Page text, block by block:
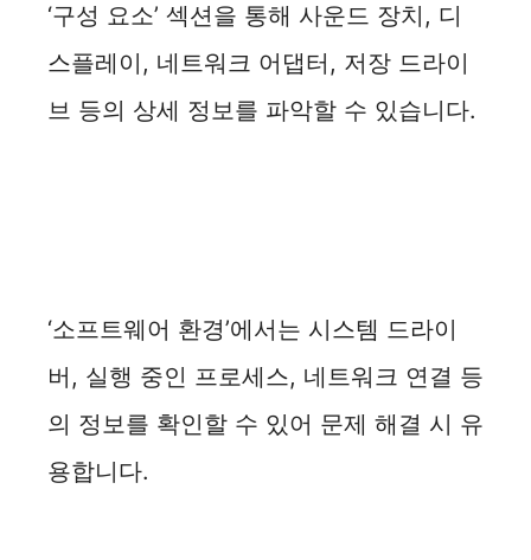
‘구성 요소’ 섹션을 통해 사운드 장치, 디
스플레이, 네트워크 어댑터, 저장 드라이
브 등의 상세 정보를 파악할 수 있습니다.
‘소프트웨어 환경’에서는 시스템 드라이
버, 실행 중인 프로세스, 네트워크 연결 등
의 정보를 확인할 수 있어 문제 해결 시 유
용합니다.